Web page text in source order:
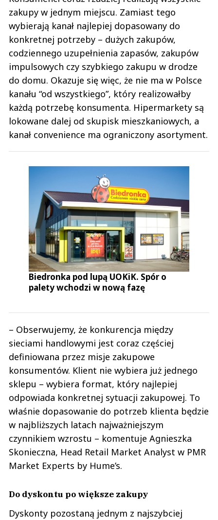
zakupy w jednym miejscu. Zamiast tego
wybierają kanał najlepiej dopasowany do
konkretnej potrzeby – dużych zakupów,
codziennego uzupełnienia zapasów, zakupów
impulsowych czy szybkiego zakupu w drodze
do domu. Okazuje się więc, że nie ma w Polsce
kanału “od wszystkiego”, który realizowałby
każdą potrzebę konsumenta. Hipermarkety są
lokowane dalej od skupisk mieszkaniowych, a
kanał convenience ma ograniczony asortyment.
Biedronka pod lupą UOKiK. Spór o
palety wchodzi w nową fazę
– Obserwujemy, że konkurencja między
sieciami handlowymi jest coraz częściej
definiowana przez misje zakupowe
konsumentów. Klient nie wybiera już jednego
sklepu – wybiera format, który najlepiej
odpowiada konkretnej sytuacji zakupowej. To
właśnie dopasowanie do potrzeb klienta będzie
w najbliższych latach najważniejszym
czynnikiem wzrostu – komentuje Agnieszka
Skonieczna, Head Retail Market Analyst w PMR
Market Experts by Hume’s.
Do dyskontu po większe zakupy
Dyskonty pozostaną jednym z najszybciej